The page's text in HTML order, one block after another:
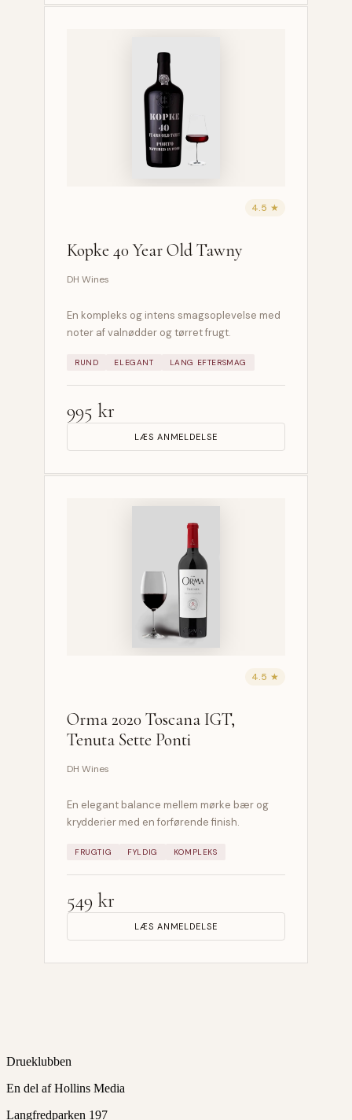
4.5 ★
Kopke 40 Year Old Tawny
DH Wines
En kompleks og intens smagsoplevelse med
noter af valnødder og tørret frugt.
RUND ELEGANT LANG EFTERSMAG
995 kr
LÆS ANMELDELSE
4.5 ★
Orma 2020 Toscana IGT,
Tenuta Sette Ponti
DH Wines
En elegant balance mellem mørke bær og
krydderier med en forførende finish.
FRUGTIG FYLDIG KOMPLEKS
549 kr
LÆS ANMELDELSE
Drueklubben
En del af Hollins Media
Langfredparken 197